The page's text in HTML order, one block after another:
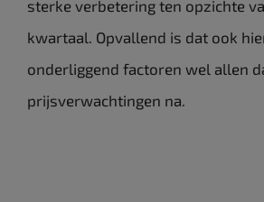
sterke verbetering ten opzichte
kwartaal. Opvallend is dat ook
onderliggend factoren wel allen
prijsverwachtingen na.